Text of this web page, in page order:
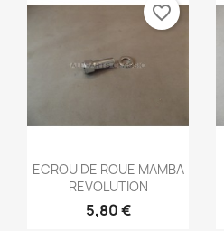
Aperçu rapide
ECROU DE ROUE MAMBA
REVOLUTION
5,80 €
favorite_border